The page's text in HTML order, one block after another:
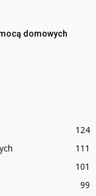
domowych
124
111
101
99